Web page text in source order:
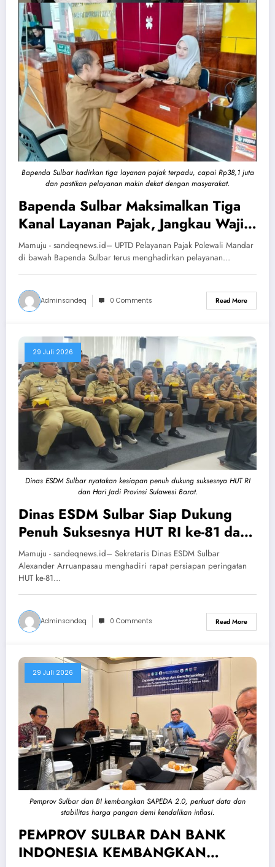
Bapenda Sulbar hadirkan tiga layanan pajak terpadu, capai Rp38,1 juta
dan pastikan pelayanan makin dekat dengan masyarakat.
Bapenda Sulbar Maksimalkan Tiga
Kanal Layanan Pajak, Jangkau Wajib
Pajak Lebih Dekat dan Mudah
Mamuju - sandeqnews.id– UPTD Pelayanan Pajak Polewali Mandar
di bawah Bapenda Sulbar terus menghadirkan pelayanan…
Adminsandeq 0 Comments Read More
Dinas ESDM Sulbar nyatakan kesiapan penuh dukung suksesnya HUT RI
dan Hari Jadi Provinsi Sulawesi Barat.
29 Juli 2026
Dinas ESDM Sulbar Siap Dukung
Penuh Suksesnya HUT RI ke-81 dan
Hari Jadi Sulbar ke-22
Mamuju - sandeqnews.id– Sekretaris Dinas ESDM Sulbar
Alexander Arruanpasau menghadiri rapat persiapan peringatan
HUT ke-81…
Adminsandeq 0 Comments Read More
Pemprov Sulbar dan BI kembangkan SAPEDA 2.0, perkuat data dan
stabilitas harga pangan demi kendalikan inflasi.
29 Juli 2026
PEMPROV SULBAR DAN BANK
INDONESIA KEMBANGKAN